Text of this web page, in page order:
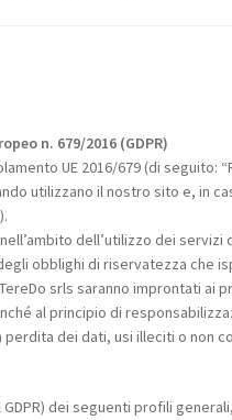
n. 679/2016 (GDPR)
UE 2016/679 (di
utilizzano il nostro sito e, in
dell’utilizzo dei
obblighi di riservatezza che
srls saranno improntati
al principio di
dei dati, usi illeciti o non
dei seguenti profili